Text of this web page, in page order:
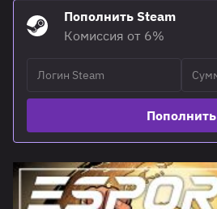
Пополнить Steam
Комиссия от 6%
Пополнить